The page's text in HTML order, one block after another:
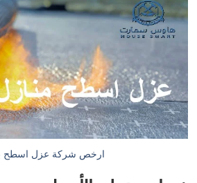
ارخص شركة عزل اسطح